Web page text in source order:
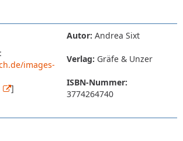
images-
]
Autor: Andrea Sixt
Verlag: Gräfe & Unzer
ISBN-Nummer:
3774264740